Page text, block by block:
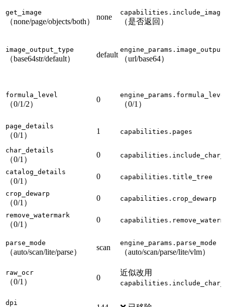
get_image
（none/page/objects/both）
none
（是否返回）
image_output_type
（base64str/default） default （url/base64）
formula_level
（0/1/2）
0
（0/1）
page_details
（0/1） 1 capabilities.pages
char_details
（0/1）
0
catalog_details
（0/1）
0 capabilities.title_tree
crop_dewarp
（0/1）
0 capabilities.crop_dewarp
remove_watermark
（0/1）
0
parse_mode
（auto/scan/lite/parse）
scan
engine_params.parse_mode
（auto/scan/parse/lite/vlm）
raw_ocr
（0/1） 0
近似改用
dpi